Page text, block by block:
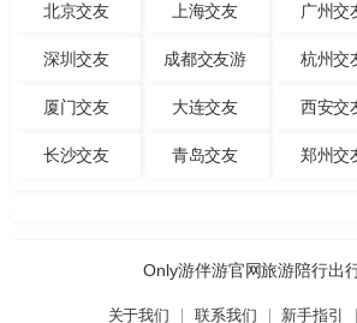
北京交友 上海交友 广州交
深圳交友 成都交友游 杭州交
厦门交友 大连交友 西安交
长沙交友 青岛交友 郑州交
Only游伴游官网旅游陪行出
关于我们 联系我们 新手指引